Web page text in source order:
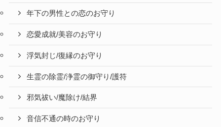
年下の男性との恋のお守り
恋愛成就/美容のお守り
浮気封じ/復縁のお守り
生霊の除霊/浄霊の御守り/護符
邪気祓い/魔除け/結界
音信不通の時のお守り